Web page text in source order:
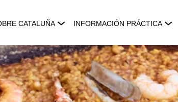
CATALUÑA INFORMACIÓN PRÁCTICA